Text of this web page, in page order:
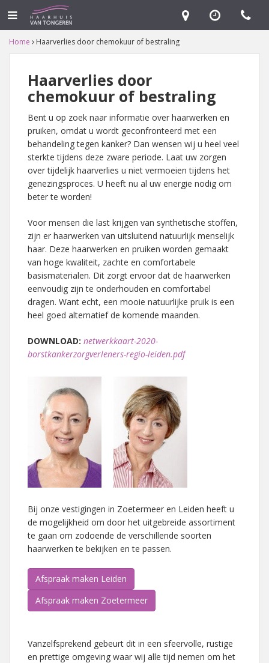
Home Haarverlies door chemokuur of bestraling
Haarverlies door
chemokuur of bestraling
Bent u op zoek naar informatie over haarwerken en
pruiken, omdat u wordt geconfronteerd met een
behandeling tegen kanker? Dan wensen wij u heel veel
sterkte tijdens deze zware periode. Laat uw zorgen
over tijdelijk haarverlies u niet vermoeien tijdens het
genezingsproces. U heeft nu al uw energie nodig om
beter te worden!
Voor mensen die last krijgen van synthetische stoffen,
zijn er haarwerken van uitsluitend natuurlijk menselijk
haar. Deze haarwerken en pruiken worden gemaakt
van hoge kwaliteit, zachte en comfortabele
basismaterialen. Dit zorgt ervoor dat de haarwerken
eenvoudig zijn te onderhouden en comfortabel
dragen. Want echt, een mooie natuurlijke pruik is een
heel goed alternatief de komende maanden.
DOWNLOAD: netwerkkaart-2020-
borstkankerzorgverleners-regio-leiden.pdf
Bij onze vestigingen in Zoetermeer en Leiden heeft u
de mogelijkheid om door het uitgebreide assortiment
te gaan om zodoende de verschillende soorten
haarwerken te bekijken en te passen.
Afspraak maken Leiden
Afspraak maken Zoetermeer
Vanzelfsprekend gebeurt dit in een sfeervolle, rustige
en prettige omgeving waar wij alle tijd nemen om het